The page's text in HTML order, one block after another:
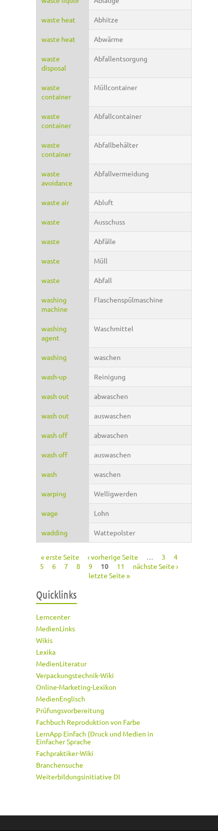
waste heat Abhitze
waste heat Abwärme
waste
disposal
Abfallentsorgung
waste
container
Müllcontainer
waste
container
Abfallcontainer
waste
container
Abfallbehälter
waste
avoidance
Abfallvermeidung
waste air Abluft
waste Ausschuss
waste Abfälle
waste Müll
waste Abfall
washing
machine
Flaschenspülmaschine
washing
agent
Waschmittel
washing waschen
wash-up Reinigung
wash out abwaschen
wash out auswaschen
wash off abwaschen
wash off auswaschen
wash waschen
warping Welligwerden
wage Lohn
wadding Wattepolster
Seiten
« erste Seite ‹ vorherige Seite … 3
4
5
6 7 8 9 10 11
nächste Seite ›
letzte Seite »
Quicklinks
Lerncenter
MedienLinks
Wikis
Lexika
MedienLiteratur
Verpackungstechnik-Wiki
Online-Marketing-Lexikon
MedienEnglisch
Prüfungsvorbereitung
Fachbuch Reproduktion von Farbe
LernApp Einfach (Druck und Medien in
Einfacher Sprache
Fachpraktiker-Wiki
Branchensuche
Weiterbildungsinitiative DI